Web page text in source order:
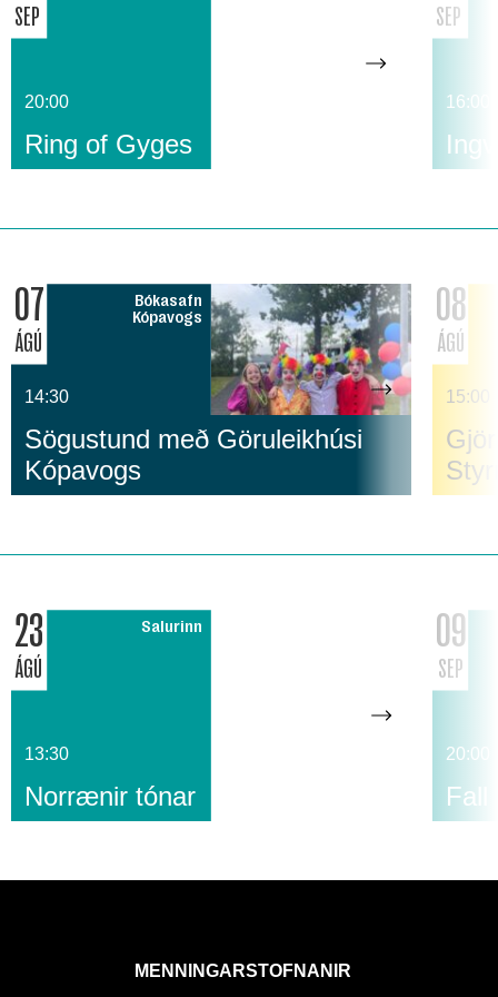
SEP
20:00
Ring of Gyges
SEP
16:00
07
ÁGÚ
Bókasafn
Kópavogs
14:30
Sögustund með Göruleikhúsi
Kópavogs
08
ÁGÚ
15:00
23
ÁGÚ
Salurinn
13:30
Norrænir tónar
09
SEP
20:00
Fall
MENNINGARSTOFNANIR